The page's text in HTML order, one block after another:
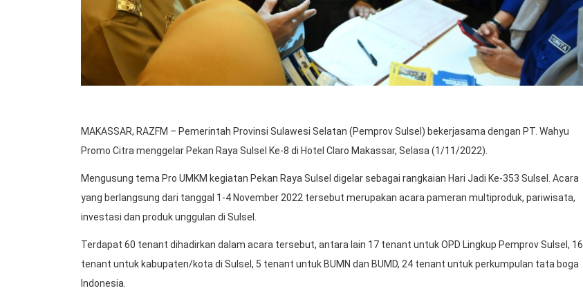
MAKASSAR, RAZFM – Pemerintah Provinsi Sulawesi Selatan (Pemprov Sulsel) bekerjasama dengan PT. Wahyu
Promo Citra menggelar Pekan Raya Sulsel Ke-8 di Hotel Claro Makassar, Selasa (1/11/2022).
Mengusung tema Pro UMKM kegiatan Pekan Raya Sulsel digelar sebagai rangkaian Hari Jadi Ke-353 Sulsel. Acara
yang berlangsung dari tanggal 1-4 November 2022 tersebut merupakan acara pameran multiproduk, pariwisata,
investasi dan produk unggulan di Sulsel.
Terdapat 60 tenant dihadirkan dalam acara tersebut, antara lain 17 tenant untuk OPD Lingkup Pemprov Sulsel, 16
tenant untuk kabupaten/kota di Sulsel, 5 tenant untuk BUMN dan BUMD, 24 tenant untuk perkumpulan tata boga
Indonesia.